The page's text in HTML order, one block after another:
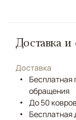
Доставка и
Доставка
Бесплатная
обращения
До 50
Бесплатная